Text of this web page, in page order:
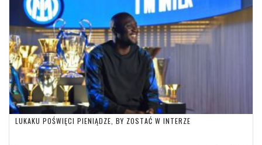
LUKAKU POŚWIĘCI PIENIĄDZE, BY ZOSTAĆ W INTERZE